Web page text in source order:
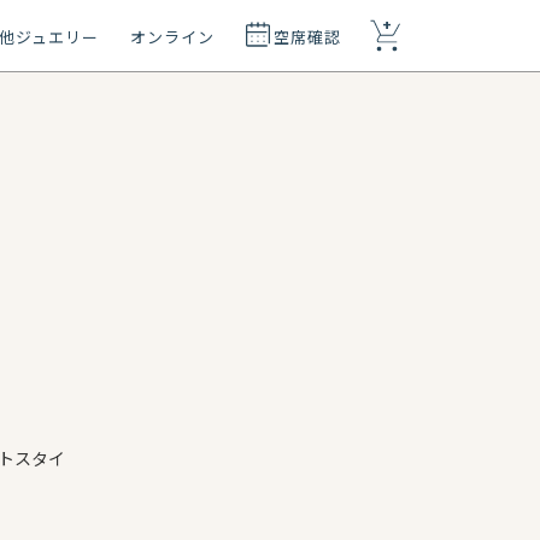
ジュエリー オンライン 空席確認
+
スタイ